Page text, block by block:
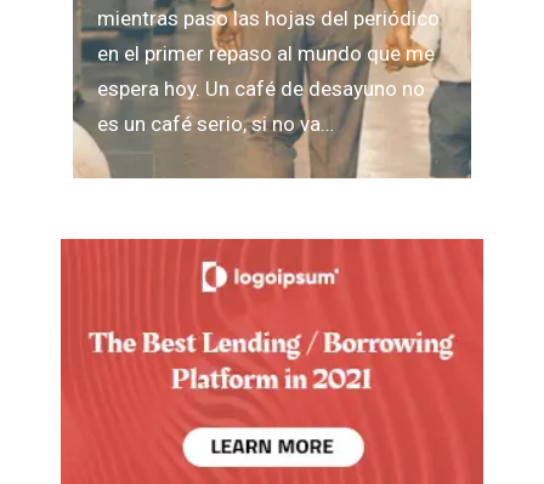
mien­tras paso las hojas del perió­dico
en el pri­mer repaso al mundo que me
espera hoy. Un café de desa­yuno no
es un café serio, si no va…